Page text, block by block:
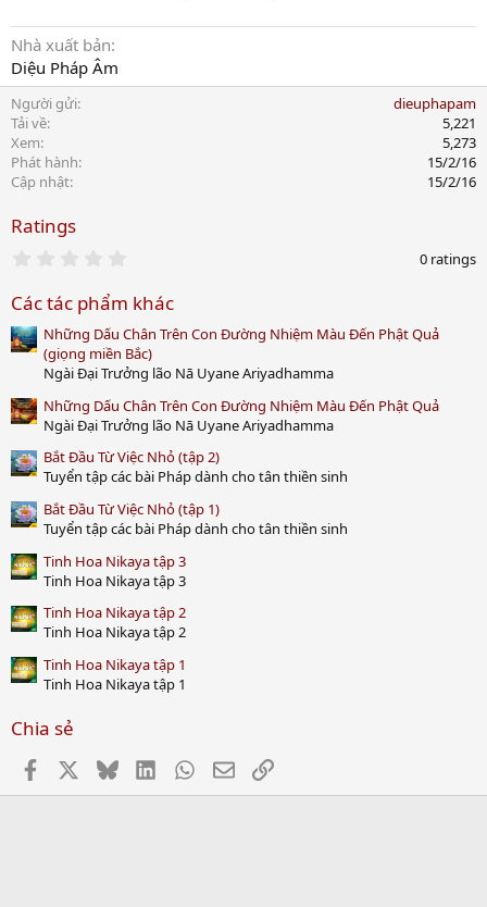
Nhà xuất bản
Diệu Pháp Âm
Người gửi
dieuphapam
Tải về
5,221
Xem
5,273
Phát hành
15/2/16
Cập nhật
15/2/16
Ratings
0
t
a
r
(
s
)
0 ratings
Các tác phẩm khác
Những Dấu Chân Trên Con Đường Nhiệm Màu Đến Phật Quả
(giọng miền Bắc)
Ngài Đại Trưởng lão Nā Uyane Ariyadhamma
Những Dấu Chân Trên Con Đường Nhiệm Màu Đến Phật Quả
Ngài Đại Trưởng lão Nā Uyane Ariyadhamma
Bắt Đầu Từ Việc Nhỏ (tập 2)
Tuyển tập các bài Pháp dành cho tân thiền sinh
Bắt Đầu Từ Việc Nhỏ (tập 1)
Tuyển tập các bài Pháp dành cho tân thiền sinh
Tinh Hoa Nikaya tập 3
Tinh Hoa Nikaya tập 3
Tinh Hoa Nikaya tập 2
Tinh Hoa Nikaya tập 2
Tinh Hoa Nikaya tập 1
Tinh Hoa Nikaya tập 1
Chia sẻ
Facebook BlueskyLinkedInWhatsApp
EmailLink